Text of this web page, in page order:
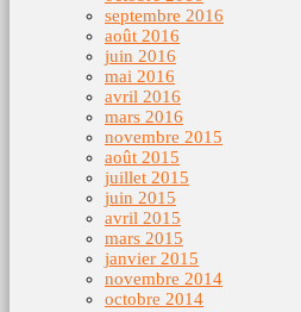
septembre 2016
août 2016
juin 2016
mai 2016
avril 2016
mars 2016
novembre 2015
août 2015
juillet 2015
juin 2015
avril 2015
mars 2015
janvier 2015
novembre 2014
octobre 2014